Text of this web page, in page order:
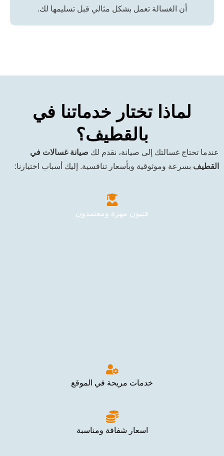
الغسالة تعمل بشكل مثالي قبل تسليمها لك.
تختار خدماتنا في
بالقطيف؟
غسالتك إلى صيانة، نقدم لكصيانة غسالات في
وموثوقية وبأسعار تنافسية. إليك أسباب اختيارنا:
فنيون مهرة ومعتمدون
خدمات مريحة في الموقع
اسعار شفافة ومناسبة